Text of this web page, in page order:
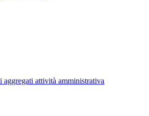
aggregati attività amministrativa